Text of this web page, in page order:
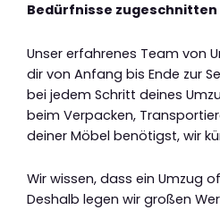
Bedürfnisse zugeschnitten
Unser erfahrenes Team von
dir von Anfang bis Ende zur
bei jedem Schritt deines
beim Verpacken,
deiner Möbel benötigst, wir
Wir wissen, dass ein Umzug
Deshalb legen wir großen